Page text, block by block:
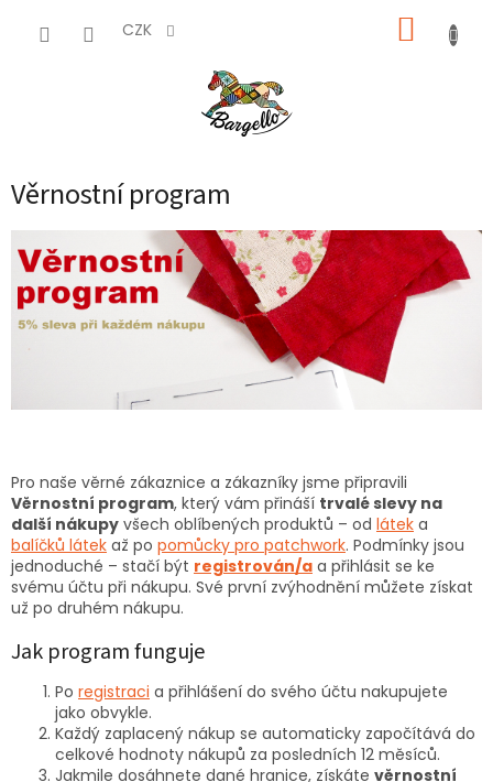
CZK
Věrnostní program
Pro naše věrné zákaznice a zákazníky jsme připravili
Věrnostní program, který vám přináší trvalé slevy na
další nákupy všech oblíbených produktů – od látek a
balíčků látek až po pomůcky pro patchwork. Podmínky jsou
jednoduché – stačí být registrován/a a přihlásit se ke
svému účtu při nákupu. Své první zvýhodnění můžete získat
už po druhém nákupu.
Jak program funguje
Po registraci a přihlášení do svého účtu nakupujete
jako obvykle.
Každý zaplacený nákup se automaticky započítává do
celkové hodnoty nákupů za posledních 12 měsíců.
Jakmile dosáhnete dané hranice, získáte věrnostní